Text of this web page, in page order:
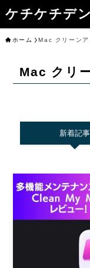
ケチケチデ
ホーム Mac クリーンア
Mac クリ
新着記事